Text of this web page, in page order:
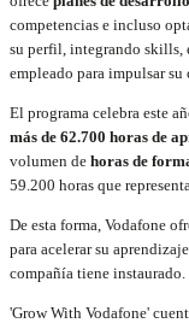
competencias e incluso
su perfil, integrando skills,
empleado para impulsar su
El programa celebra este
más de 62.700 horas de
volumen de horas de
59.200 horas que
De esta forma, Vodafone
para acelerar su
compañía tiene instaurado.
'Grow With Vodafone'